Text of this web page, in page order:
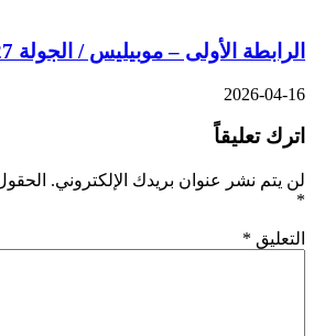
الرابطة الأولى – موبيليس / الجولة 27/ : برنامج المباريات
2026-04-16
اترك تعليقاً
لن يتم نشر عنوان بريدك الإلكتروني.
*
التعليق *